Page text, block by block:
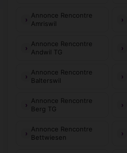
Annonce Rencontre
Amriswil
Annonce Rencontre
Andwil TG
Annonce Rencontre
Balterswil
Annonce Rencontre
Berg TG
Annonce Rencontre
Bettwiesen